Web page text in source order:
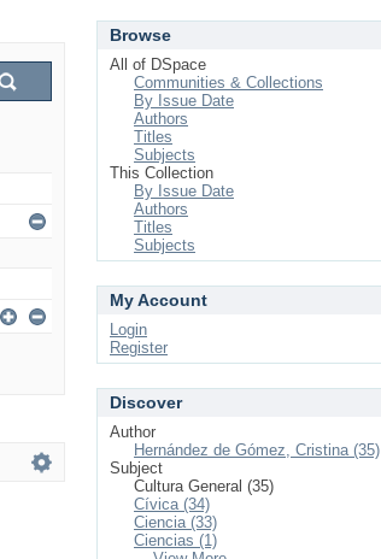
Browse
All of DSpace
Communities & Collections
By Issue Date
Authors
Titles
Subjects
This Collection
By Issue Date
Authors
Titles
Subjects
My Account
Login
Register
Discover
Author
Hernández de Gómez, Cristina (35)
Subject
Cultura General (35)
Cívica (34)
Ciencia (33)
Ciencias (1)